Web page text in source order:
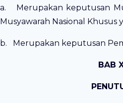
a. Merupakan keputusan
Musyawarah Nasional
b. Merupakan keputusan
BAB